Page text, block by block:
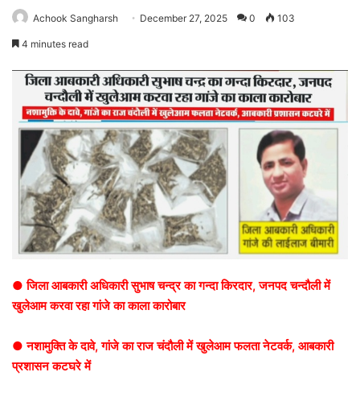
Achook Sangharsh December 27, 2025 0 103
4 minutes read
● जिला आबकारी अधिकारी सुभाष चन्द्र का गन्दा किरदार, जनपद चन्दौली में
खुलेआम करवा रहा गांजे का काला कारोबार
● नशामुक्ति के दावे, गांजे का राज चंदौली में खुलेआम फलता नेटवर्क, आबकारी
प्रशासन कटघरे में